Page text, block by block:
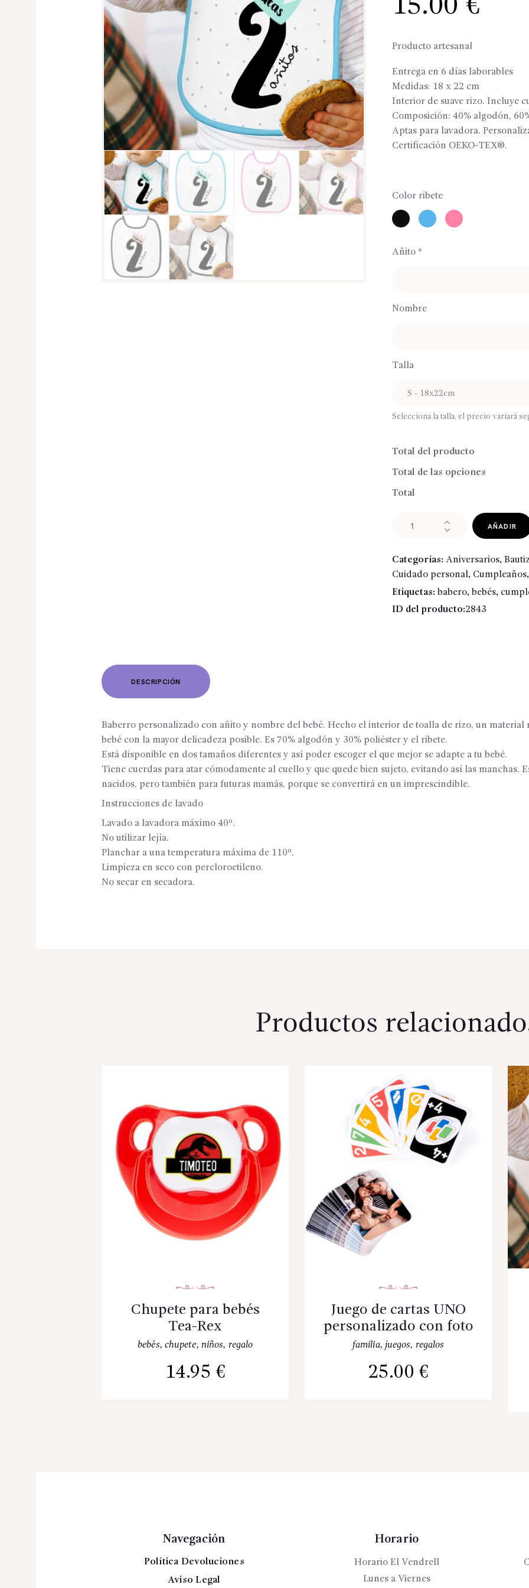
15.00 €
Producto artesanal
Entrega en 6 días laborables
Medidas: 18 x 22 cm
Interior de suave rizo. Incluye
Composición: 40% algodón,
Aptas para lavadora.
Certificación OEKO-TEX®.
Color ribete
Añito *
Nombre
Talla
Selecciona la talla, el precio variará
Total del producto
Total de las opciones
Total
personalizado
añito
cantidad
AÑADIR
Categorías: Aniversarios,
Cuidado personal, Cumpleaños
Etiquetas: babero, bebés,
ID del producto:2843
DESCRIPCIÓN
Baberro personalizado con añito y nombre del bebé. Hecho el interior de toalla de rizo, un material
bebé con la mayor delicadeza posible. Es 70% algodón y 30% poliéster y el ribete.
Está disponible en dos tamaños diferentes y así poder escoger el que mejor se adapte a tu bebé.
Tiene cuerdas para atar cómodamente al cuello y que quede bien sujeto, evitando así las manchas.
nacidos, pero también para futuras mamás, porque se convertirá en un imprescindible.
Instrucciones de lavado
Lavado a lavadora máximo 40º.
No utilizar lejía.
Planchar a una temperatura máxima de 110º.
Limpieza en seco con percloroetileno.
No secar en secadora.
Productos
Chupete para bebés
Tea-Rex
bebés, chupete, niños, regalo
14.95 €
Juego de cartas UNO
personalizado con foto
familia, juegos, regalos
25.00 €
Navegación
Política Devoluciones
Aviso Legal
Horario
Horario El Vendrell
Lunes a Viernes